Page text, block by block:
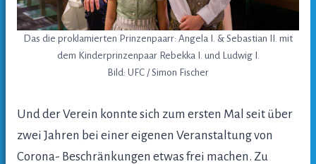
Das die proklamierten Prinzenpaarr: Angela I. & Sebastian II. mit
dem Kinderprinzenpaar Rebekka I. und Ludwig I.
Bild: UFC / Simon Fischer
Und der Verein konnte sich zum ersten Mal seit über
zwei Jahren bei einer eigenen Veranstaltung von
Corona- Beschränkungen etwas frei machen. Zu